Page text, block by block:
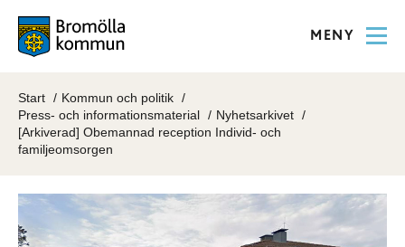
MENY
Start
Kommun och politik
Press- och informationsmaterial
Nyhetsarkivet
[Arkiverad] Obemannad reception Individ- och
familjeomsorgen